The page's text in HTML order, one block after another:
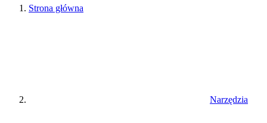
Strona główna
Narzędzia